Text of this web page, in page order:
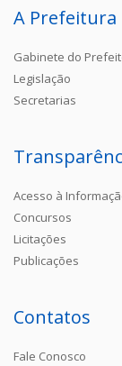
A Prefeitura
Gabinete do
Legislação
Secretarias
Acesso à
Concursos
Licitações
Publicações
Contatos
Fale Conosco